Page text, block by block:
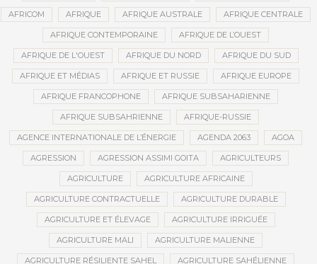
AFRICOM AFRIQUE AFRIQUE AUSTRALE AFRIQUE CENTRALE
AFRIQUE CONTEMPORAINE AFRIQUE DE L’OUEST
AFRIQUE DE L'OUEST AFRIQUE DU NORD AFRIQUE DU SUD
AFRIQUE ET MÉDIAS AFRIQUE ET RUSSIE AFRIQUE EUROPE
AFRIQUE FRANCOPHONE AFRIQUE SUBSAHARIENNE
AFRIQUE SUBSAHRIENNE AFRIQUE-RUSSIE
AGENCE INTERNATIONALE DE L’ÉNERGIE AGENDA 2063 AGOA
AGRESSION AGRESSION ASSIMI GOITA AGRICULTEURS
AGRICULTURE AGRICULTURE AFRICAINE
AGRICULTURE CONTRACTUELLE AGRICULTURE DURABLE
AGRICULTURE ET ÉLEVAGE AGRICULTURE IRRIGUÉE
AGRICULTURE MALI AGRICULTURE MALIENNE
AGRICULTURE RÉSILIENTE SAHEL AGRICULTURE SAHÉLIENNE